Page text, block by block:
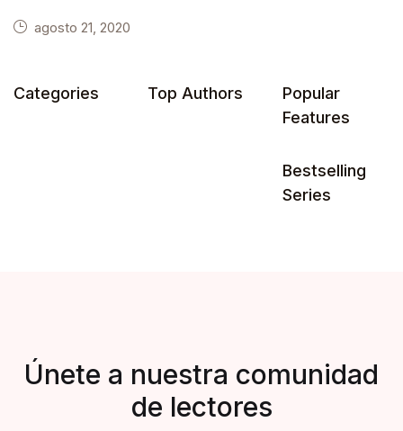
agosto 21, 2020
Categories Top Authors
Popular
Features
Bestselling
Series
Únete a nuestra comunidad
de lectores